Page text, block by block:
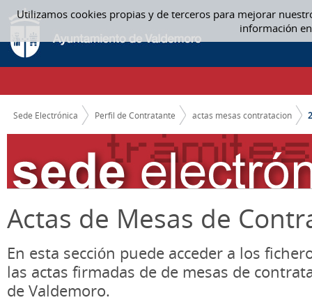
Utilizamos cookies propias y de terceros para mejorar
información
Saltar al contenido
2019 - ACTAS MESAS CONTRATACION
CAMINO DE MIGAS
Sede Electrónica Perfil de Contratante actas mesas contratacion
Actas de Mesas de
En esta sección puede acceder a los
las actas firmadas de de mesas de
de Valdemoro.